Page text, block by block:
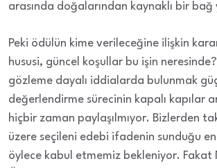
arasında doğalarından kaynaklı bir bağ
Peki ödülün kime verileceğine ilişkin
hususi, güncel koşullar bu işin
gözleme dayalı iddialarda bulunmak
değerlendirme sürecinin kapalı kapılar
hiçbir zaman paylaşılmıyor. Bizlerden
üzere seçileni edebi ifadenin sunduğu
öylece kabul etmemiz bekleniyor. Fakat